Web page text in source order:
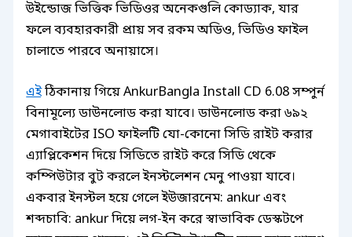
উইন্ডোজ ভিত্তিক ভিডিওর অনেকগুলি কোড্যাক, যার
ফলে ব্যবহারকারী প্রায় সব রকম অডিও, ভিডিও ফাইল
চালাতে পারবে অনায়াসে।
এইঠিকানায় গিয়ে AnkurBangla Install CD 6.08 সম্পুর্ন
বিনামূল্যে ডাউনলোড করা যাবে। ডাউনলোড করা ৬৯২
মেগাবাইটের ISO ফাইলটি যো-কোনো সিডি রাইট করার
এ্যাপ্লিকেশন দিয়ে সিডিতে রাইট করে সিডি থেকে
কম্পিউটার বুট করলে ইনস্টলেশন মেনু পাওয়া যাবে।
একবার ইনস্টল হয়ে গেলে ইউজারনেম: ankur এবং
শব্দচাবি: ankur দিয়ে লগ-ইন করে স্বাভাবিক ডেস্কটপে